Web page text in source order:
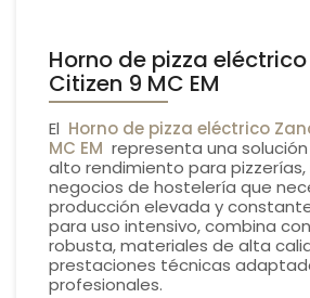
Horno de pizza
Citizen 9 MC EM
El Horno de pizza eléctrico
MC EM representa una
alto rendimiento para
negocios de hostelería que
producción elevada y
para uso intensivo, combina
robusta, materiales de alta
prestaciones técnicas
profesionales.